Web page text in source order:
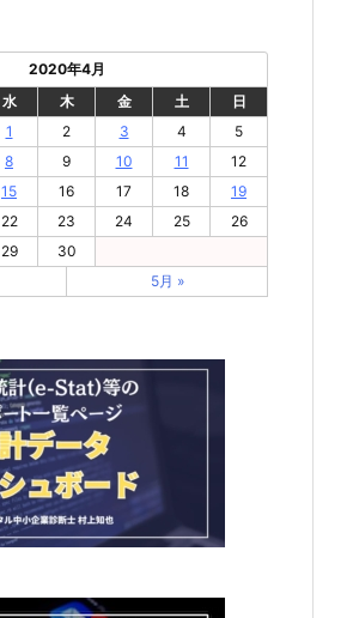
2020年4月
水 木 金 土
日
1
2 3 4
5
8 9 10 11
12
15 16 17 18
19
22 23 24 25
26
29
30
5月 »